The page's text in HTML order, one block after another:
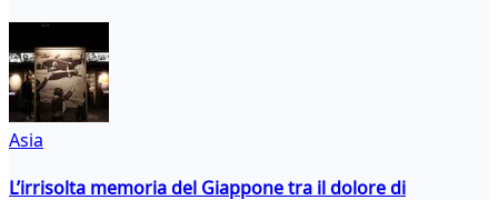
Asia
L’irrisolta memoria del Giappone tra il dolore di